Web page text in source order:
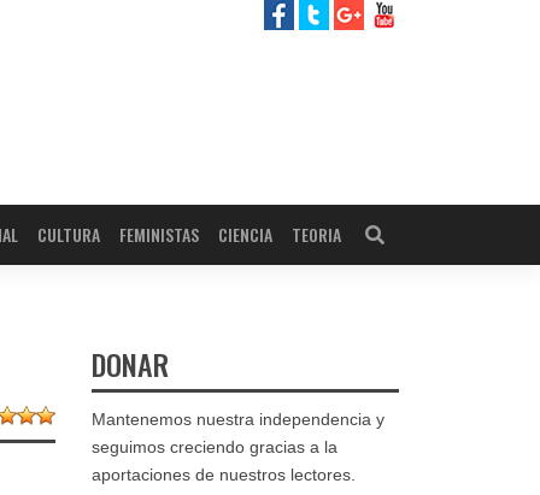
CULTURA FEMINISTAS CIENCIA TEORIA
DONAR
Mantenemos nuestra independencia y
seguimos creciendo gracias a la
aportaciones de nuestros lectores.